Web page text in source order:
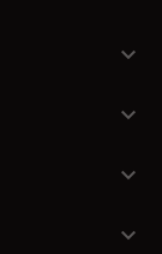



